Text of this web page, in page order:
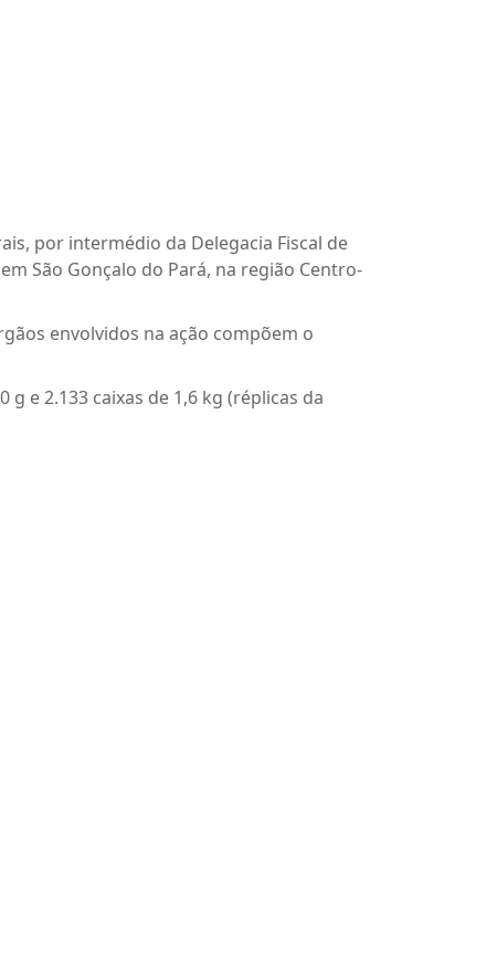
por intermédio da Delegacia Fiscal de
São Gonçalo do Pará, na região Centro-
envolvidos na ação compõem o
e 2.133 caixas de 1,6 kg (réplicas da